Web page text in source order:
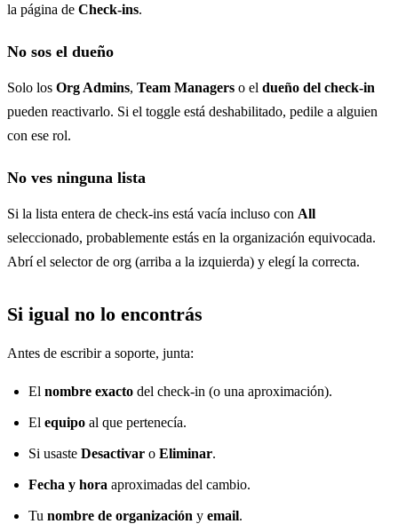
la página de Check-ins.
No sos el dueño
Solo los Org Admins, Team Managers o el dueño del check-in
pueden reactivarlo. Si el toggle está deshabilitado, pedile a alguien
con ese rol.
No ves ninguna lista
Si la lista entera de check-ins está vacía incluso con All
seleccionado, probablemente estás en la organización equivocada.
Abrí el selector de org (arriba a la izquierda) y elegí la correcta.
Si igual no lo encontrás
Antes de escribir a soporte, junta:
El nombre exacto del check-in (o una aproximación).
El equipo al que pertenecía.
Si usaste Desactivar o Eliminar.
Fecha y hora aproximadas del cambio.
Tu nombre de organización y email.